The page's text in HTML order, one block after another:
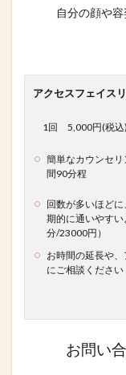
自分の顔や
アクセスフェイス
1回 5,000円(税込)
簡単なカウンセリ
間90分程
回数が多いほど
期的に通いやす
分/23000円）
お時間の延長や
にご相談ください
お問い